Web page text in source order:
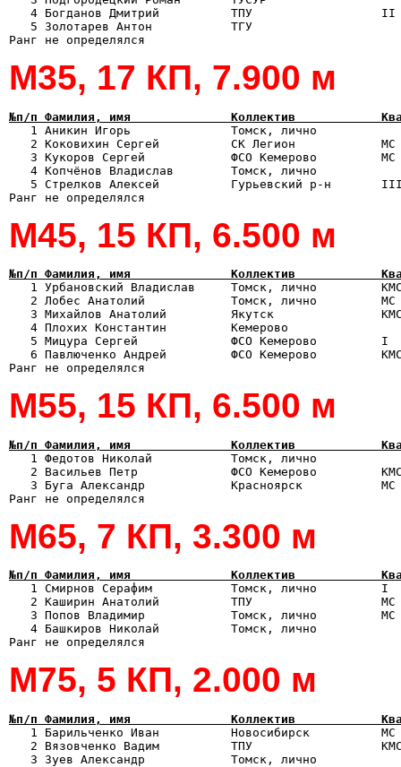
4 Богданов Дмитрий          ТПУ
5 Золотарев Антон           ТГУ
М35, 17 КП, 7.900 м
№п/п Фамилия, имя              Коллектив            Квал
1 Аникин Игорь              Томск, лично
2 Коковихин Сергей          СК Легион
3 Кукоров Сергей            ФСО Кемерово
4 Копчёнов Владислав        Томск, лично
5 Стрелков Алексей          Гурьевский р-н
М45, 15 КП, 6.500 м
№п/п Фамилия, имя              Коллектив            Квал
1 Урбановский Владислав     Томск, лично
2 Лобес Анатолий            Томск, лично
3 Михайлов Анатолий         Якутск
4 Плохих Константин         Кемерово
5 Мицура Сергей             ФСО Кемерово
6 Павлюченко Андрей         ФСО Кемерово
М55, 15 КП, 6.500 м
№п/п Фамилия, имя              Коллектив            Квал
1 Федотов Николай           Томск, лично
2 Васильев Петр             ФСО Кемерово
3 Буга Александр            Красноярск
М65, 7 КП, 3.300 м
№п/п Фамилия, имя              Коллектив            Квал
1 Смирнов Серафим           Томск, лично         I
2 Каширин Анатолий          ТПУ
3 Попов Владимир            Томск, лично
4 Башкиров Николай          Томск, лично
М75, 5 КП, 2.000 м
№п/п Фамилия, имя              Коллектив            Квал
1 Барильченко Иван          Новосибирск
2 Вязовченко Вадим          ТПУ
3 Зуев Александр            Томск, лично